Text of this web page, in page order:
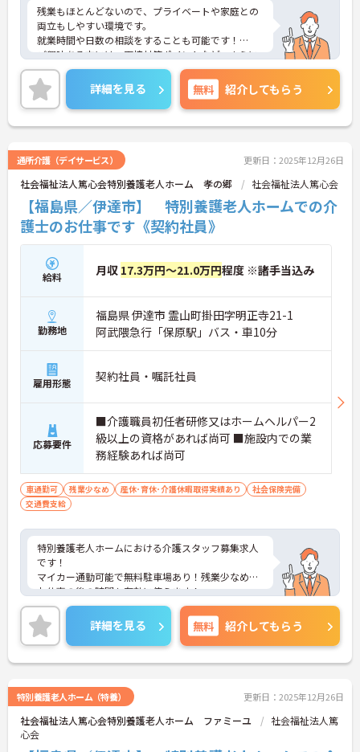
残業もほとんどないので、プライベートや家庭との
両立もしやすい環境です。
就業時間や日数の相談をすることも可能です！
ご興味ある方には、面接対策ポイントなど、さらに
詳細をお話しいたしますのでお気軽にご相談くださ
い！
詳細を見る 無料 紹介してもらう
通所介護（デイサービス） 更新日：2025年12月26日
社会福祉法人篤心会特別養護老人ホーム 孝の郷 社会福祉法人篤心会
【福島県／伊達市】 特別養護老人ホームでの介
護士のお仕事です《契約社員》
給料 月収 17.3万円～21.0万円程度 ※諸手当込み
勤務地
福島県 伊達市 霊山町掛田字明正寺21-1
阿武隈急行「保原駅」バス・車10分
雇用形態 契約社員・嘱託社員
応募要件
■介護職員初任者研修又はホームヘルパー2
級以上の資格があれば尚可 ■施設内での業
務経験あれば尚可
車通勤可 残業少なめ 産休･育休･介護休暇取得実績あり
社会保険完備
交通費支給
特別養護老人ホームにおける介護スタッフ募集求人
です！
マイカー通勤可能で無料駐車場あり！残業少なめ！
お仕事の後の時間も有効に使えます！
ご興味ある方には、面接対策ポイントなど、さらに
詳細をお話しいたしますのでお気軽にご相談くださ
い！
詳細を見る 無料 紹介してもらう
特別養護老人ホーム（特養） 更新日：2025年12月26日
社会福祉法人篤心会特別養護老人ホーム ファミーユ
社会福祉法人篤
心会